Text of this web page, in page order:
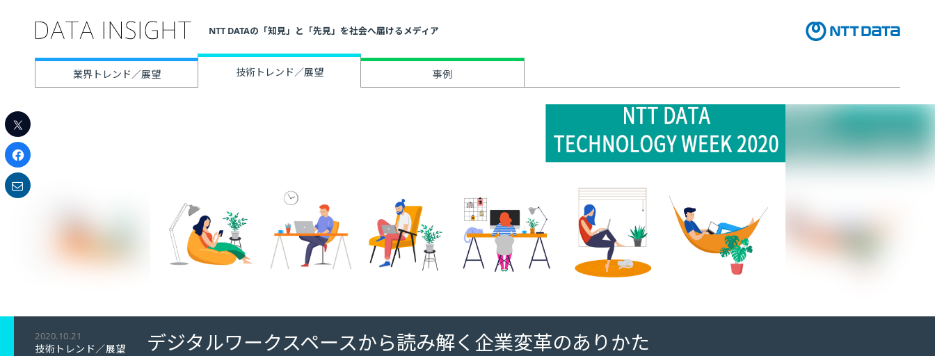
NTT DATAの「知見」と「先見」を社会へ届けるメディア
業界トレンド／展望 技術トレンド／展望 事例
2020.10.21
技術トレンド／展望 デジタルワークスペースから読み解く企業変革のありかた